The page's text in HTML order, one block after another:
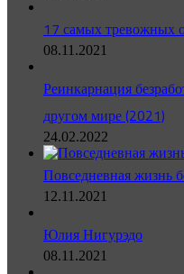
17 самых
08.11.2021
Реинкарнация
другом мире (2021)
24.02.2022
Повседневная жизнь
12.11.2021
Юлия Нигурэдо
08.11.2021